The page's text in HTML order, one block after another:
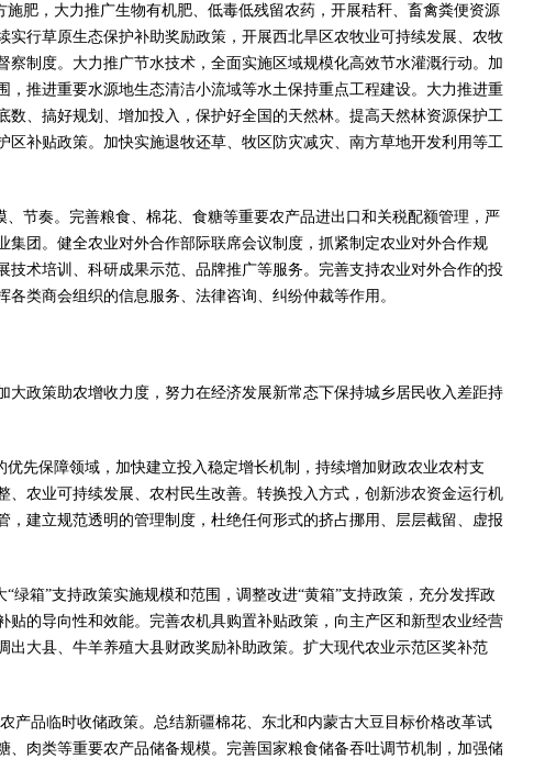
肥，大力推广生物有机肥、低毒低残留农药，开展秸秆、畜禽粪便资源
行草原生态保护补助奖励政策，开展西北旱区农牧业可持续发展、农牧
制度。大力推广节水技术，全面实施区域规模化高效节水灌溉行动。加
推进重要水源地生态清洁小流域等水土保持重点工程建设。大力推进重
、搞好规划、增加投入，保护好全国的天然林。提高天然林资源保护工
补贴政策。加快实施退牧还草、牧区防灾减灾、南方草地开发利用等工
节奏。完善粮食、棉花、食糖等重要农产品进出口和关税配额管理，严
团。健全农业对外合作部际联席会议制度，抓紧制定农业对外合作规
术培训、科研成果示范、品牌推广等服务。完善支持农业对外合作的投
类商会组织的信息服务、法律咨询、纠纷仲裁等作用。
政策助农增收力度，努力在经济发展新常态下保持城乡居民收入差距持
先保障领域，加快建立投入稳定增长机制，持续增加财政农业农村支
农业可持续发展、农村民生改善。转换投入方式，创新涉农资金运行机
建立规范透明的管理制度，杜绝任何形式的挤占挪用、层层截留、虚报
箱”支持政策实施规模和范围，调整改进“黄箱”支持政策，充分发挥政
的导向性和效能。完善农机具购置补贴政策，向主产区和新型农业经营
大县、牛羊养殖大县财政奖励补助政策。扩大现代农业示范区奖补范
品临时收储政策。总结新疆棉花、东北和内蒙古大豆目标价格改革试
肉类等重要农产品储备规模。完善国家粮食储备吞吐调节机制，加强储